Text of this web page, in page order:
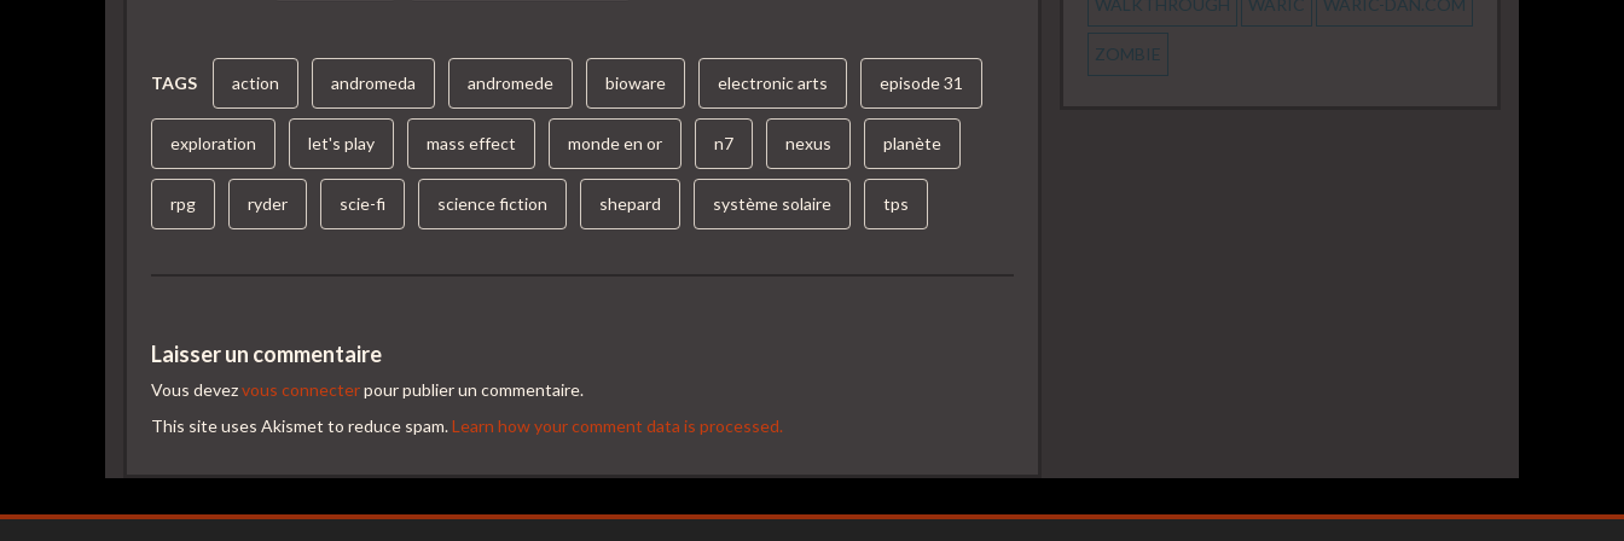
TAGS action andromeda andromede bioware electronic arts episode 31
exploration let's play mass effect monde en or n7 nexus planète
rpg ryder scie-fi science fiction shepard système solaire tps
Laisser un commentaire
Vous devezvous connecterpour publier un commentaire.
This site uses Akismet to reduce spam.Learn how your comment data is processed.
WALKTHROUGH WARIC WARIC-DAN.COM
ZOMBIE